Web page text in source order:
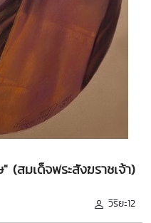
(สมเด็จพระสังฆราชเจ้า)
วิริยะ12